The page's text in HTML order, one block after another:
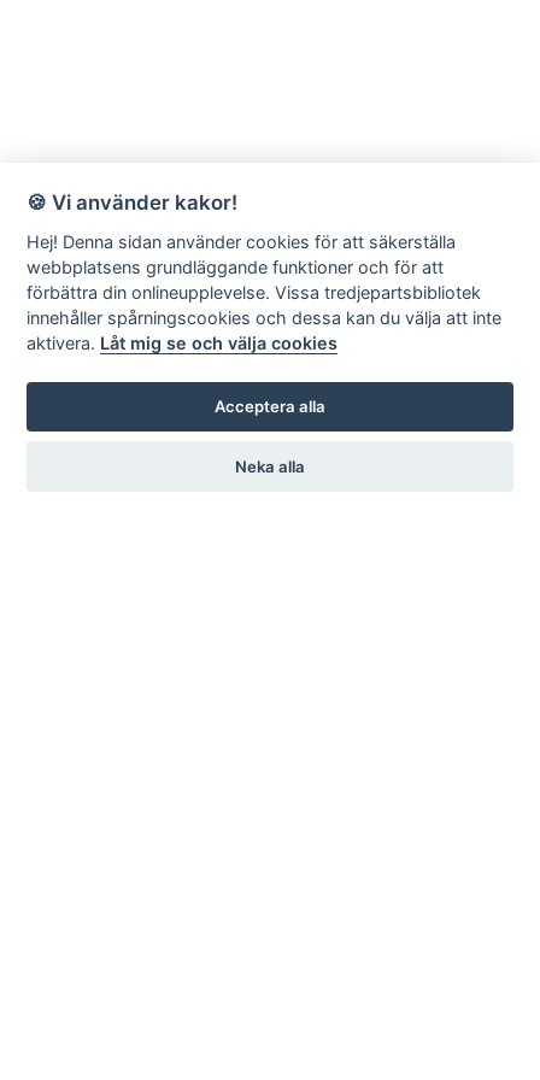
🍪 Vi använder kakor!
Hej! Denna sidan använder cookies för att säkerställa
webbplatsens grundläggande funktioner och för att
förbättra din onlineupplevelse. Vissa tredjepartsbibliotek
innehåller spårningscookies och dessa kan du välja att inte
aktivera. Låt mig se och välja cookies
Acceptera alla
Neka alla